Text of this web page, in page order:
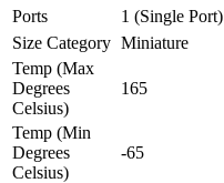
Ports
1 (Single Port)
Size Category Miniature
Temp (Max
Degrees
Celsius)
165
Temp (Min
Degrees
Celsius)
-65